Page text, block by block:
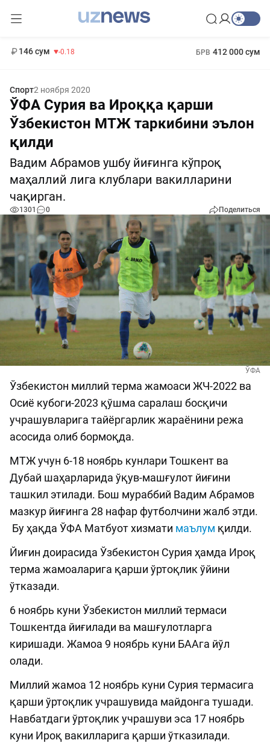
146 сум -0.18 БРВ 412 000 сум
Спорт2 ноября 2020
ЎФА Сурия ва Ироққа қарши
Ўзбекистон МТЖ таркибини эълон
қилди
Вадим Абрамов ушбу йиғинга кўпроқ
маҳаллий лига клублари вакилларини
чақирган.
1301 0 Поделиться
ЎФА
Ўзбекистон миллий терма жамоаси ЖЧ-2022 ва
Осиё кубоги-2023 қўшма саралаш босқичи
учрашувларига тайёргарлик жараёнини режа
асосида олиб бормоқда.
МТЖ учун 6-18 ноябрь кунлари Тошкент ва
Дубай шаҳарларида ўқув-машғулот йиғини
ташкил этилади. Бош мураббий Вадим Aбрамов
мазкур йиғинга 28 нафар футболчини жалб этди.
Бу ҳақда ЎФА Матбуот хизмати маълум қилди.
Йиғин доирасида Ўзбекистон Сурия ҳамда Ироқ
терма жамоаларига қарши ўртоқлик ўйини
ўтказади.
6 ноябрь куни Ўзбекистон миллий термаси
Тошкентда йиғилади ва машғулотларга
киришади. Жамоа 9 ноябрь куни БAAга йўл
олади.
Миллий жамоа 12 ноябрь куни Сурия термасига
қарши ўртоқлик учрашувида майдонга тушади.
Навбатдаги ўртоқлик учрашуви эса 17 ноябрь
куни Ироқ вакилларига қарши ўтказилади.